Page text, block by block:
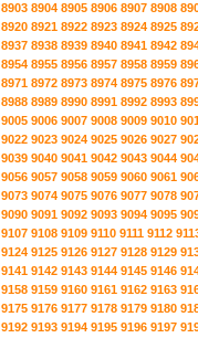
8903 8904 8905 8906 8907 8908
8920 8921 8922 8923 8924 8925
8937 8938 8939 8940 8941 8942
8954 8955 8956 8957 8958 8959
8971 8972 8973 8974 8975 8976
8988 8989 8990 8991 8992 8993
9005 9006 9007 9008 9009 9010
9022 9023 9024 9025 9026 9027
9039 9040 9041 9042 9043 9044
9056 9057 9058 9059 9060 9061
9073 9074 9075 9076 9077 9078
9090 9091 9092 9093 9094 9095
9107 9108 9109 9110 9111 9112
9124 9125 9126 9127 9128 9129
9141 9142 9143 9144 9145 9146
9158 9159 9160 9161 9162 9163
9175 9176 9177 9178 9179 9180
9192 9193 9194 9195 9196 9197